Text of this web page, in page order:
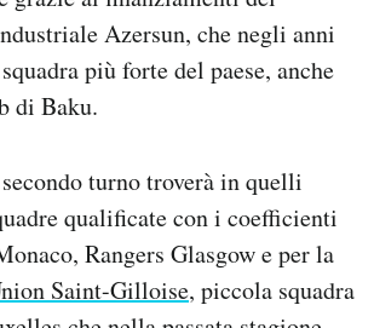
Azersun, che negli anni
più forte del paese, anche
di Baku.
turno troverà in quelli
qualificate con i coefficienti
Rangers Glasgow e per la
Saint-Gilloise, piccola squadra